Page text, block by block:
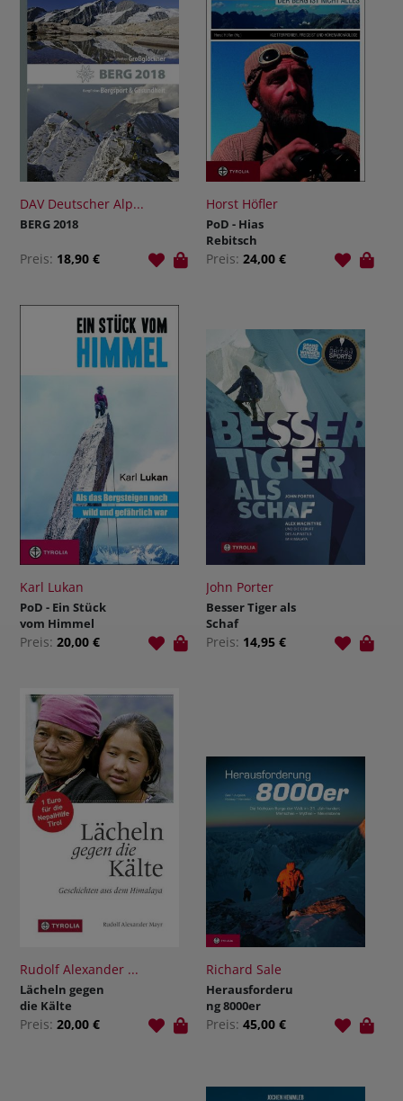
DAV Deutscher Alp...
BERG 2018
Preis: 18,90 €
Horst Höfler
PoD - Hias
Rebitsch
Preis: 24,00 €
Karl Lukan
PoD - Ein Stück
vom Himmel
Preis:20,00 €
John Porter
Besser Tiger als
Schaf
Preis: 14,95 €
Rudolf Alexander ...
Lächeln gegen
die Kälte
Preis:20,00 €
Richard Sale
Herausforderu
ng 8000er
Preis: 45,00 €